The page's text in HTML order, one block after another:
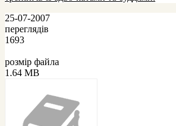
25-07-2007
переглядів
1693
розмір файла
1.64 MB